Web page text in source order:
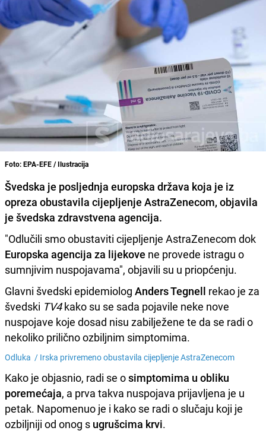
Foto: EPA-EFE / Ilustracija
Švedska je posljednja europska država koja je iz
opreza obustavila cijepljenje AstraZenecom, objavila
je švedska zdravstvena agencija.
"Odlučili smo obustaviti cijepljenje AstraZenecom dok
Europska agencija za lijekove ne provede istragu o
sumnjivim nuspojavama", objavili su u priopćenju.
Glavni švedski epidemiolog Anders Tegnell rekao je za
švedski TV4kako su se sada pojavile neke nove
nuspojave koje dosad nisu zabilježene te da se radi o
nekoliko prilično ozbiljnim simptomima.
Odluka / Irska privremeno obustavila cijepljenje AstraZenecom
Kako je objasnio, radi se osimptomima u obliku
poremećaja, a prva takva nuspojava prijavljena je u
petak. Napomenuo je i kako se radi o slučaju koji je
ozbiljniji od onog s ugrušcima krvi.